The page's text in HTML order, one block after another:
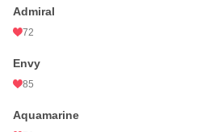
Admiral
72
Envy
85
Aquamarine